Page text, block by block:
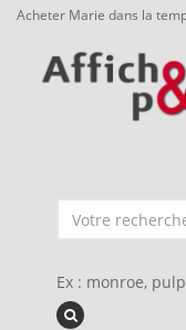
Acheter Marie dans la
Ex : monroe,